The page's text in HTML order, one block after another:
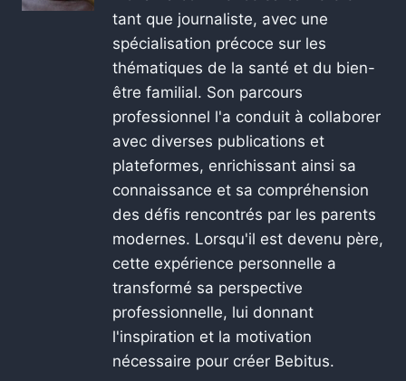
tant que journaliste, avec une
spécialisation précoce sur les
thématiques de la santé et du bien-
être familial. Son parcours
professionnel l'a conduit à collaborer
avec diverses publications et
plateformes, enrichissant ainsi sa
connaissance et sa compréhension
des défis rencontrés par les parents
modernes. Lorsqu'il est devenu père,
cette expérience personnelle a
transformé sa perspective
professionnelle, lui donnant
l'inspiration et la motivation
nécessaire pour créer Bebitus.